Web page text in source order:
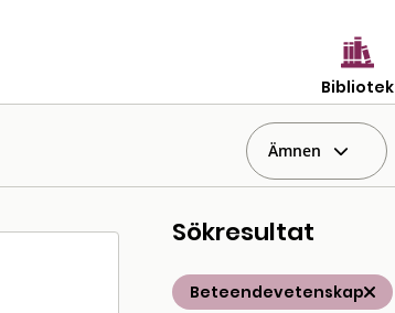
Bibliotek
Ämnen
Sökresultat
Beteendevetenskap